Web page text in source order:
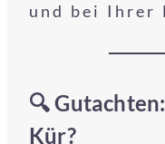
und bei Ihrer
🔍
Kür?